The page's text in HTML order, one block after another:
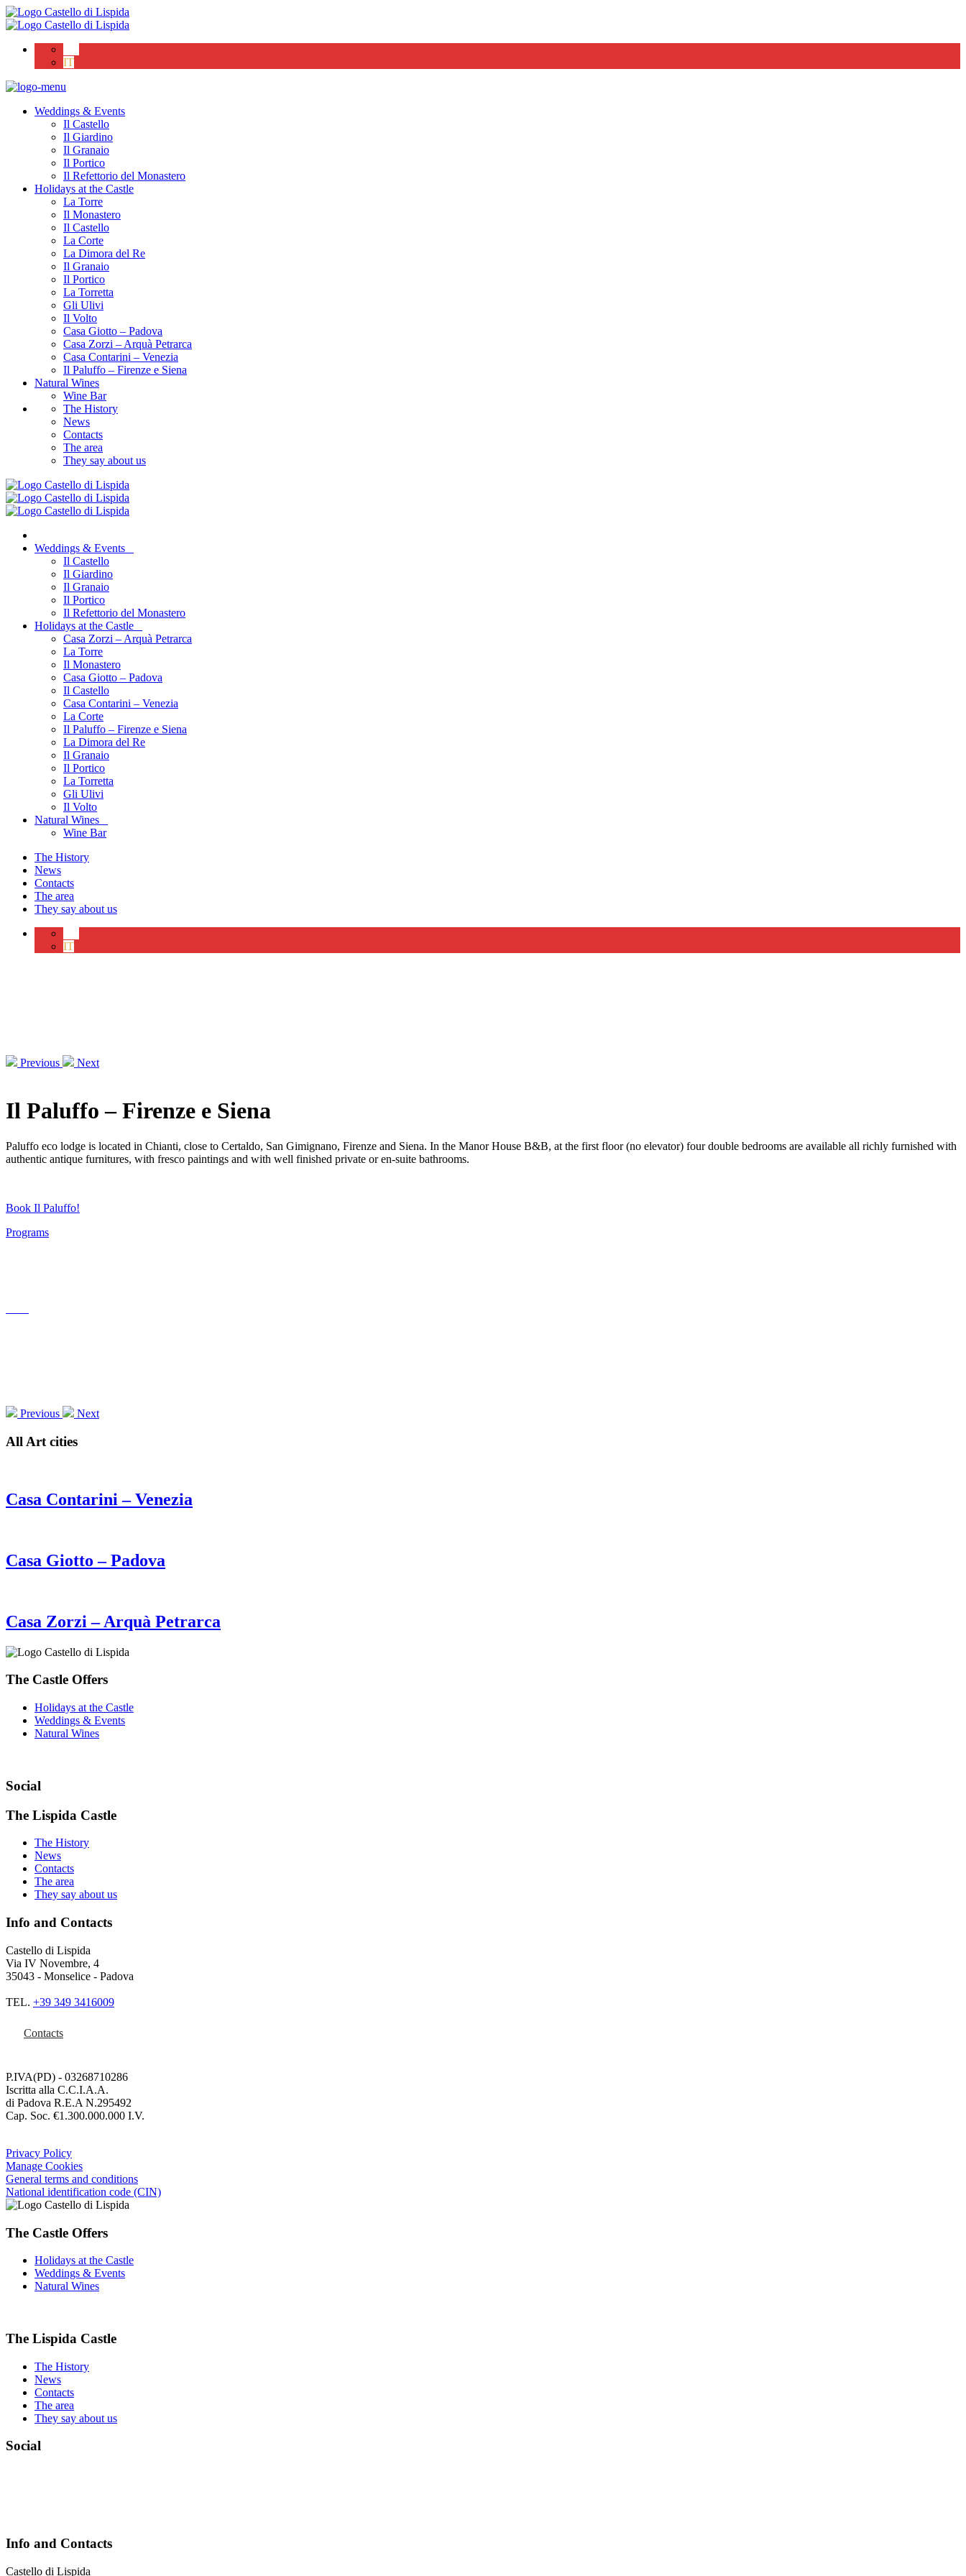
IT
Weddings & Events
Il Castello
Il Giardino
Il Granaio
Il Portico
Il Refettorio del Monastero
Holidays at the Castle
La Torre
Il Monastero
Il Castello
La Corte
La Dimora del Re
Il Granaio
Il Portico
La Torretta
Gli Ulivi
Il Volto
Casa Giotto – Padova
Casa Zorzi – Arquà Petrarca
Casa Contarini – Venezia
Il Paluffo – Firenze e Siena
Natural Wines
Wine Bar
The History
News
Contacts
The area
They say about us
Weddings & Events
Il Castello
Il Giardino
Il Granaio
Il Portico
Il Refettorio del Monastero
Holidays at the Castle
Casa Zorzi – Arquà Petrarca
La Torre
Il Monastero
Casa Giotto – Padova
Il Castello
Casa Contarini – Venezia
La Corte
Il Paluffo – Firenze e Siena
La Dimora del Re
Il Granaio
Il Portico
La Torretta
Gli Ulivi
Il Volto
Natural Wines
Wine Bar
The History
News
Contacts
The area
They say about us
IT
Previous Next
Il Paluffo – Firenze e Siena
Paluffo eco lodge is located in Chianti, close to Certaldo, San Gimignano, Firenze and Siena. In the Manor House B&B, at the first floor (no elevator) four double bedrooms are available all richly furnished with
authentic antique furnitures, with fresco paintings and with well finished private or en-suite bathrooms.
Book Il Paluffo!
Programs
Previous Next
All Art cities
Casa Contarini – Venezia
Casa Giotto – Padova
Casa Zorzi – Arquà Petrarca
The Castle Offers
Holidays at the Castle
Weddings & Events
Natural Wines
Social
The Lispida Castle
The History
News
Contacts
The area
They say about us
Info and Contacts
Castello di Lispida
Via IV Novembre, 4
35043 - Monselice - Padova
TEL. +39 349 3416009
Contacts
P.IVA(PD) - 03268710286
Iscritta alla C.C.I.A.A.
di Padova R.E.A N.295492
Cap. Soc. €1.300.000.000 I.V.
Privacy Policy
Manage Cookies
General terms and conditions
National identification code (CIN)
The Castle Offers
Holidays at the Castle
Weddings & Events
Natural Wines
The Lispida Castle
The History
News
Contacts
The area
They say about us
Social
Info and Contacts
Castello di Lispida